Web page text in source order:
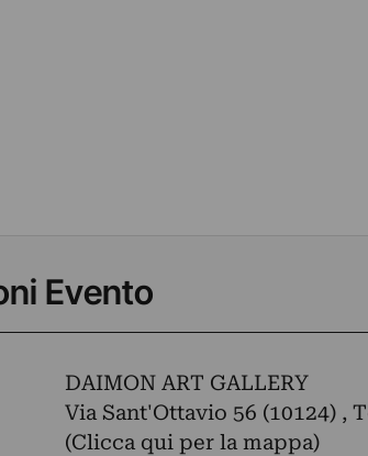
Evento
DAIMON ART GALLERY
Via Sant'Ottavio 56 (10124) ,
(Clicca qui per la mappa)